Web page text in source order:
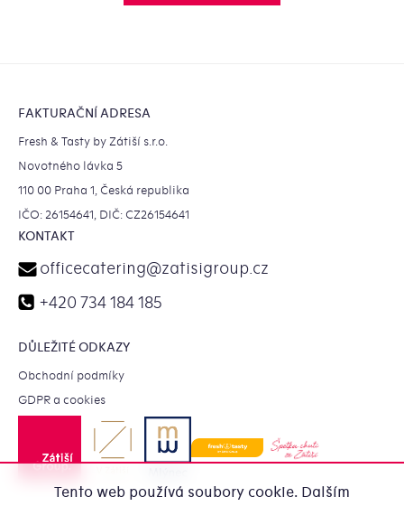
Tento web používá soubory cookie. Dalším
FAKTURAČNÍ ADRESA
Fresh & Tasty by Zátiší s.r.o.
Novotného lávka 5
110 00 Praha 1, Česká republika
IČO: 26154641, DIČ: CZ26154641
KONTAKT
officecatering@zatisigroup.cz
+420 734 184 185
DŮLEŽITÉ ODKAZY
Obchodní podmíky
GDPR a cookies